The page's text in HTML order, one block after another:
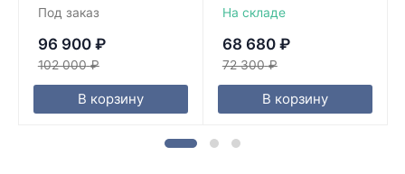
Под заказ
96 900 ₽
102 000 ₽
В корзину
На складе
68 680 ₽
72 300 ₽
В корзину